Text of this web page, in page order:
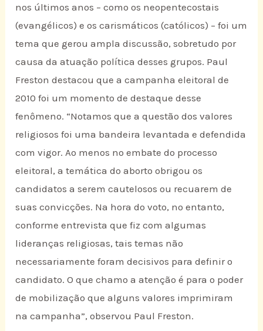
nos últimos anos – como os neopentecostais
(evangélicos) e os carismáticos (católicos) – foi um
tema que gerou ampla discussão, sobretudo por
causa da atuação política desses grupos. Paul
Freston destacou que a campanha eleitoral de
2010 foi um momento de destaque desse
fenômeno. “Notamos que a questão dos valores
religiosos foi uma bandeira levantada e defendida
com vigor. Ao menos no embate do processo
eleitoral, a temática do aborto obrigou os
candidatos a serem cautelosos ou recuarem de
suas convicções. Na hora do voto, no entanto,
conforme entrevista que fiz com algumas
lideranças religiosas, tais temas não
necessariamente foram decisivos para definir o
candidato. O que chamo a atenção é para o poder
de mobilização que alguns valores imprimiram
na campanha”, observou Paul Freston.